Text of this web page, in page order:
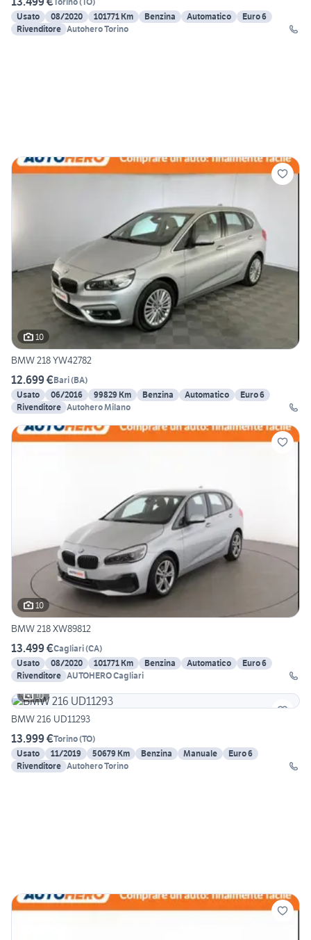
Usato
08/2020 101771 Km Benzina Automatico
Euro 6
Rivenditore Autohero Torino
10
BMW 218 YW42782
12.699 €Bari(BA)
Usato
06/2016 99829 Km Benzina Automatico
Euro 6
Rivenditore Autohero Milano
10
BMW 218 XW89812
13.499 €Cagliari(CA)
Usato
08/2020 101771 Km Benzina Automatico
Euro 6
Rivenditore AUTOHERO Cagliari
10
BMW 216 UD11293
13.999 €Torino(TO)
Usato
11/2019 50679 Km Benzina Manuale
Euro 6
Rivenditore Autohero Torino